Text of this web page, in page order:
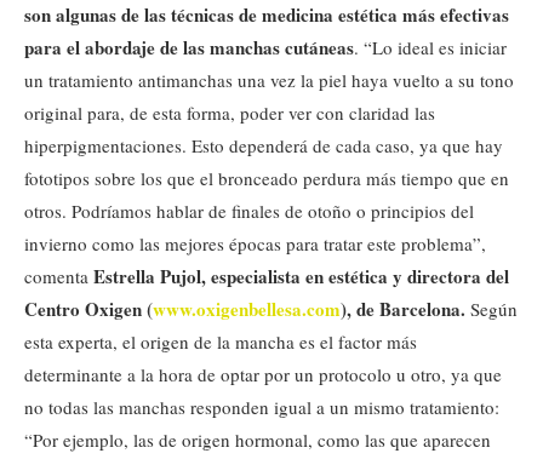
son algunas de las técnicas de medicina estética más efectivas
para el abordaje de las manchas cutáneas. “Lo ideal es iniciar
un tratamiento antimanchas una vez la piel haya vuelto a su tono
original para, de esta forma, poder ver con claridad las
hiperpigmentaciones. Esto dependerá de cada caso, ya que hay
fototipos sobre los que el bronceado perdura más tiempo que en
otros. Podríamos hablar de finales de otoño o principios del
invierno como las mejores épocas para tratar este problema”,
comenta Estrella Pujol, especialista en estética y directora del
Centro Oxigen (www.oxigenbellesa.com), de Barcelona. Según
esta experta, el origen de la mancha es el factor más
determinante a la hora de optar por un protocolo u otro, ya que
no todas las manchas responden igual a un mismo tratamiento:
“Por ejemplo, las de origen hormonal, como las que aparecen